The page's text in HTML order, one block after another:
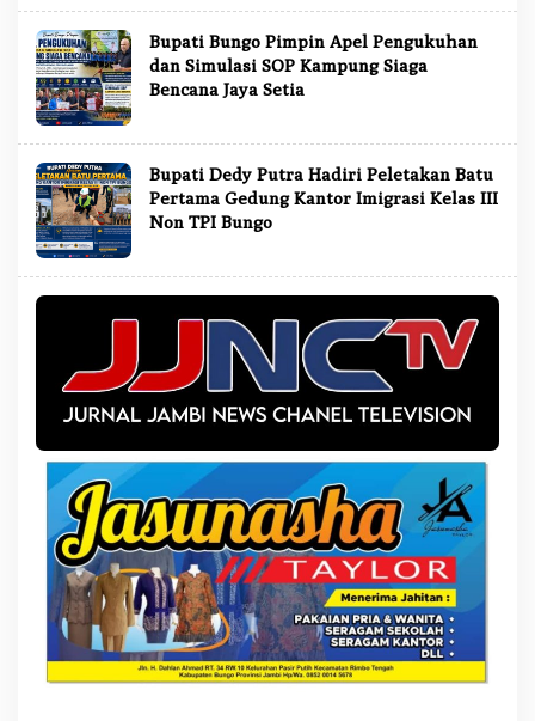
Bupati Bungo Pimpin Apel Pengukuhan
dan Simulasi SOP Kampung Siaga
Bencana Jaya Setia
Bupati Dedy Putra Hadiri Peletakan Batu
Pertama Gedung Kantor Imigrasi Kelas III
Non TPI Bungo